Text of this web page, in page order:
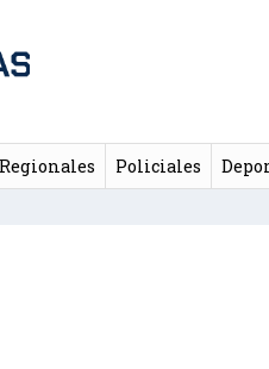
Regionales Policiales